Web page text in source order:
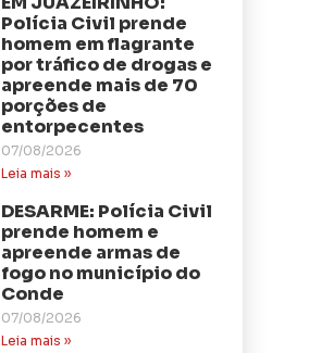
Polícia Civil prende
homem em flagrante
por tráfico de drogas e
apreende mais de 70
porções de
entorpecentes
07/08/2026
Leia mais »
DESARME: Polícia Civil
prende homem e
apreende armas de
fogo no município do
Conde
07/08/2026
Leia mais »